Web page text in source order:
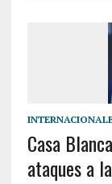
Casa
ataques a